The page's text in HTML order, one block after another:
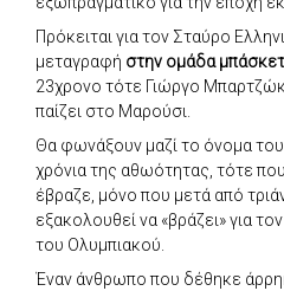
Πρόκειται για τον Σταύρο
μεταγραφή στην ομάδα
23χρονο τότε Γιώργο
παίζει στο Μαρούσι.
Θα φωνάξουν μαζί το όνομα του
χρόνια της αθωότητας, τότε
έβραζε, μόνο που μετά από
εξακολουθεί να «βράζει» για
του Ολυμπιακού.
Έναν άνθρωπο που δέθηκε